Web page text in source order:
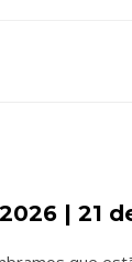
| 21